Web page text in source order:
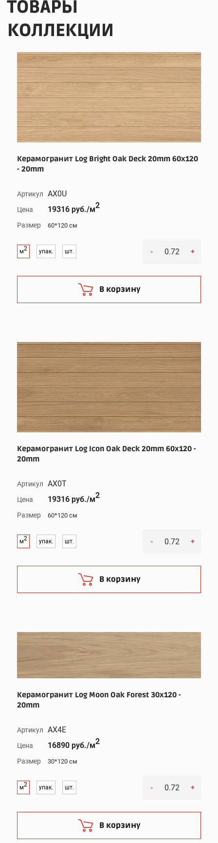
ТОВАРЫ
КОЛЛЕКЦИИ
Керамогранит Log Bright Oak Deck 20mm 60x120
- 20mm
Артикул AX0U
Цена 19316 руб./м2
Размер 60*120 см
м2 упак. шт. - +
В корзину
Керамогранит Log Icon Oak Deck 20mm 60x120 -
20mm
Артикул AX0T
Цена 19316 руб./м2
Размер 60*120 см
м2 упак. шт. - +
В корзину
Керамогранит Log Moon Oak Forest 30x120 -
20mm
Артикул AX4E
Цена 16890 руб./м2
Размер 30*120 см
м2 упак. шт. - +
В корзину